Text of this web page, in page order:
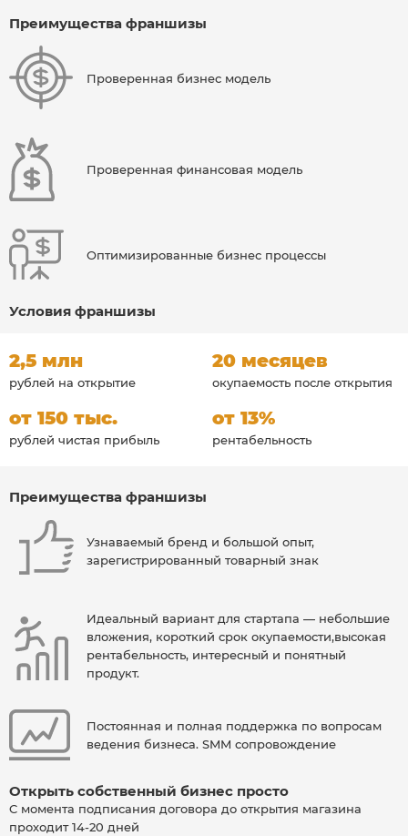
Преимущества франшизы
Проверенная бизнес модель
Проверенная финансовая модель
Оптимизированные бизнес процессы
Условия франшизы
2,5 млн
рублей на открытие
20 месяцев
окупаемость после открытия
от 150 тыс.
рублей чистая прибыль
от 13%
рентабельность
Преимущества франшизы
Узнаваемый бренд и большой опыт,
зарегистрированный товарный знак
Идеальный вариант для стартапа — небольшие
вложения, короткий срок окупаемости,высокая
рентабельность, интересный и понятный
продукт.
Постоянная и полная поддержка по вопросам
ведения бизнеса. SMM сопровождение
Открыть собственный бизнес просто
C момента подписания договора до открытия магазина
проходит 14-20 дней